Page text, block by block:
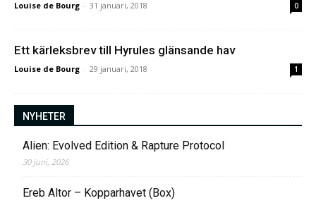
Louise de Bourg - 31 januari, 2018 0
Ett kärleksbrev till Hyrules glänsande hav
Louise de Bourg - 29 januari, 2018 1
NYHETER
Alien: Evolved Edition & Rapture Protocol
30 juni, 2026
Ereb Altor – Kopparhavet (Box)